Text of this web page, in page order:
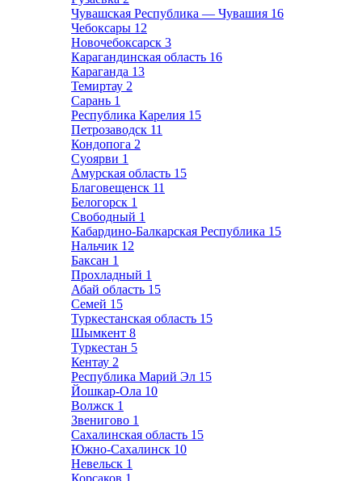
Чувашская Республика — Чувашия 16
Чебоксары 12
Новочебоксарск 3
Карагандинская область 16
Караганда 13
Темиртау 2
Сарань 1
Республика Карелия 15
Петрозаводск 11
Кондопога 2
Суоярви 1
Амурская область 15
Благовещенск 11
Белогорск 1
Свободный 1
Кабардино-Балкарская Республика 15
Нальчик 12
Баксан 1
Прохладный 1
Абай область 15
Семей 15
Туркестанская область 15
Шымкент 8
Туркестан 5
Кентау 2
Республика Марий Эл 15
Йошкар-Ола 10
Волжск 1
Звенигово 1
Сахалинская область 15
Южно-Сахалинск 10
Невельск 1
Корсаков 1